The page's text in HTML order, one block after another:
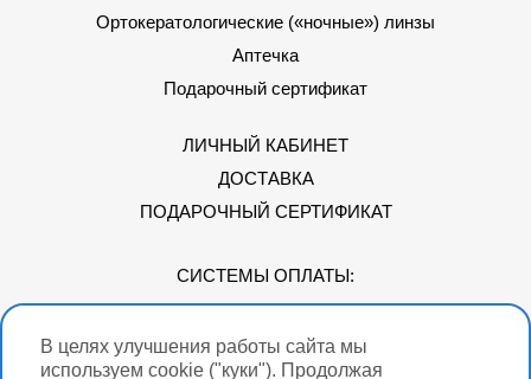
В целях улучшения работы сайта мы
используем cookie ("куки"). Продолжая
Ортокератологические («ночные») линзы
Аптечка
Подарочный сертификат
ЛИЧНЫЙ КАБИНЕТ
ДОСТАВКА
ПОДАРОЧНЫЙ СЕРТИФИКАТ
СИСТЕМЫ ОПЛАТЫ:
Мы в соцсетях